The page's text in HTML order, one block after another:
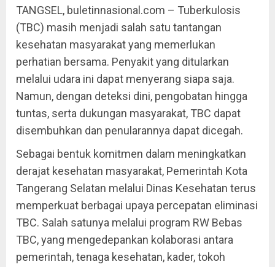
TANGSEL, buletinnasional.com – Tuberkulosis
(TBC) masih menjadi salah satu tantangan
kesehatan masyarakat yang memerlukan
perhatian bersama. Penyakit yang ditularkan
melalui udara ini dapat menyerang siapa saja.
Namun, dengan deteksi dini, pengobatan hingga
tuntas, serta dukungan masyarakat, TBC dapat
disembuhkan dan penularannya dapat dicegah.
Sebagai bentuk komitmen dalam meningkatkan
derajat kesehatan masyarakat, Pemerintah Kota
Tangerang Selatan melalui Dinas Kesehatan terus
memperkuat berbagai upaya percepatan eliminasi
TBC. Salah satunya melalui program RW Bebas
TBC, yang mengedepankan kolaborasi antara
pemerintah, tenaga kesehatan, kader, tokoh